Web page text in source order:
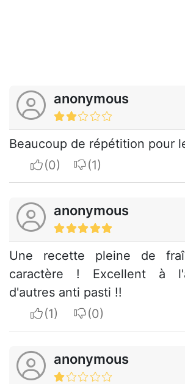
anonymous
Beaucoup de répétition pour
I apreciateI do not
anonymous
Une recette pleine de
caractère ! Excellent à
d'autres anti pasti !!
I apreciateI do not
anonymous